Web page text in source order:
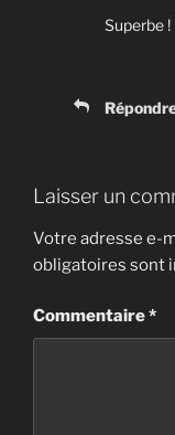
Superbe !
Laisser un
Votre adresse e-
obligatoires sont
Commentaire*